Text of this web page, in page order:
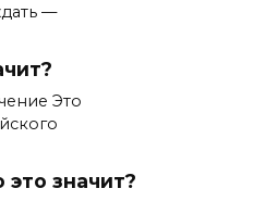
—
Это
значит?